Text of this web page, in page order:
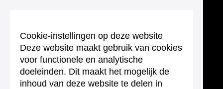
Cookie-instellingen op deze website
Deze website maakt gebruik van cookies
voor functionele en analytische
doeleinden. Dit maakt het mogelijk de
inhoud van deze website te delen in